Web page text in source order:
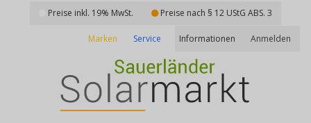
Preise inkl. 19% MwSt. Preise nach § 12 UStG ABS. 3
Informationen Anmelden
Marken Service